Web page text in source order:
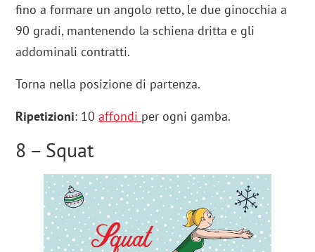
fino a formare un angolo retto, le due ginocchia a
90 gradi, mantenendo la schiena dritta e gli
addominali contratti.
Torna nella posizione di partenza.
Ripetizioni: 10affondi per ogni gamba.
8 – Squat